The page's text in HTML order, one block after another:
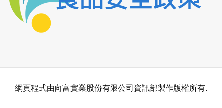
網頁程式由向富實業股份有限公司資訊部製作版權所有.